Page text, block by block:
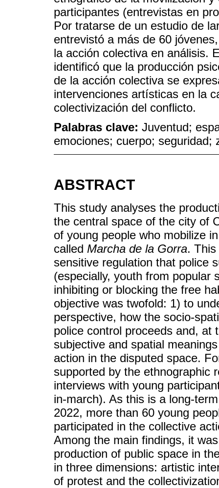
participantes (entrevistas en
Por tratarse de un estudio de
entrevistó a más de 60
la acción colectiva en análisis.
identificó que la producción
de la acción colectiva se
intervenciones artísticas en la
colectivización del conflicto.
Palabras clave: Juventud;
emociones; cuerpo; seguridad;
ABSTRACT
This study analyses the
the central space of the city of
of young people who mobilize
called Marcha de la Gorra.
sensitive regulation that police
(especially, youth from popular
inhibiting or blocking the free
objective was twofold: 1) to
perspective, how the socio-
police control proceeds and, at
subjective and spatial
action in the disputed space.
supported by the ethnographic
interviews with young
in-march). As this is a long-
2022, more than 60 young
participated in the collective
Among the main findings, it
production of public space in
in three dimensions: artistic
of protest and the